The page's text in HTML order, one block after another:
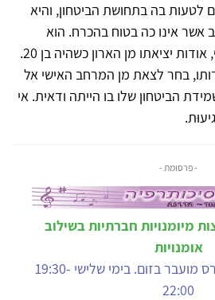
לטעות בה בתחושת הביטחון, והיא
אשר אינו כה בטוח בהכרח. הוא
ממשיך בסיפור אישי נוסף, אודות יציאתו מן הארון כשהיה בן 20.
בחר לצאת מן המרחב האישי אל
הביטחון שלו בו הייתה ודאית. אי
- פרסומת -
מיומנויות חברתיות בשילוב
אומנויות
פתיחה 3.11.26. הקורס מועבר בזום. בימי שלישי 19:30-
22:00